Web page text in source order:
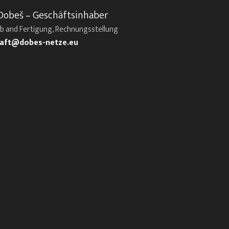
– Geschäftsinhaber
and Fertigung, Rechnungsstellung
netze.eu